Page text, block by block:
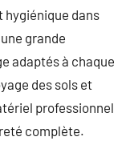
hygiénique dans
grande
adaptés à chaque
des sols et
professionnel
complète.